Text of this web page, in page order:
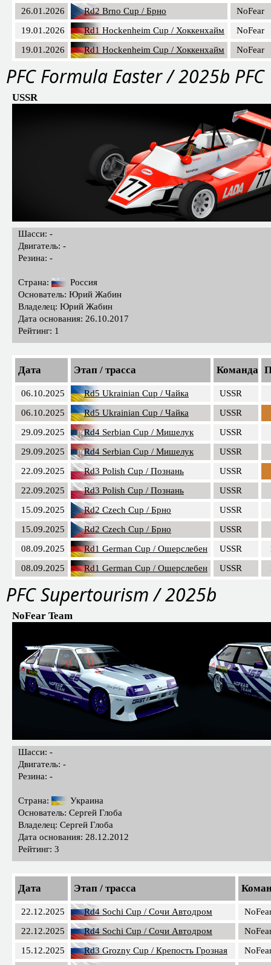
26.01.2026
Rd2 Brno Cup / Брно
NoFear
19.01.2026
Rd1 Hockenheim Cup / Хоккенхайм
NoFear
19.01.2026
Rd1 Hockenheim Cup / Хоккенхайм NoFear
PFС Formula Easter / 2025b PFC
USSR
Шасси: -
Двигатель: -
Резина: -
Страна:
Россия
Основатель: Юрий Жабин
Владелец: Юрий Жабин
Дата основания: 26.10.2017
Рейтинг: 1
Дата Этап / трасса Команда
06.10.2025 Rd5 Ukrainian Cup / Чайка
USSR
06.10.2025
Rd5 Ukrainian Cup / Чайка
USSR
29.09.2025
Rd4 Serbian Cup / Мишелук
USSR
29.09.2025
Rd4 Serbian Cup / Мишелук
USSR
22.09.2025
Rd3 Polish Cup / Познань
USSR
22.09.2025
Rd3 Polish Cup / Познань
USSR
15.09.2025
Rd2 Czech Cup / Брно
USSR
15.09.2025
Rd2 Czech Cup / Брно
USSR
08.09.2025
Rd1 German Cup / Ошерслебен USSR
08.09.2025
Rd1 German Cup / Ошерслебен USSR
PFC Supertourism / 2025b
NoFear Team
Шасси: -
Двигатель: -
Резина: -
Страна:
Украина
Основатель: Сергей Глоба
Владелец: Сергей Глоба
Дата основания: 28.12.2012
Рейтинг: 3
Дата Этап / трасса
22.12.2025 Rd4 Sochi Cup / Сочи Автодром
22.12.2025
Rd4 Sochi Cup / Сочи Автодром
15.12.2025
Rd3 Grozny Cup / Крепость Грозная